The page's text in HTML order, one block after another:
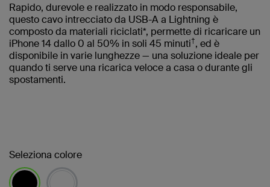
Rapido, durevole e realizzato in modo responsabile,
questo cavo intrecciato da USB-A a Lightning è
composto da materiali riciclati*, permette di ricaricare un
iPhone 14 dallo 0 al 50% in soli 45 minuti†, ed è
disponibile in varie lunghezze — una soluzione ideale per
quando ti serve una ricarica veloce a casa o durante gli
spostamenti.
Seleziona colore